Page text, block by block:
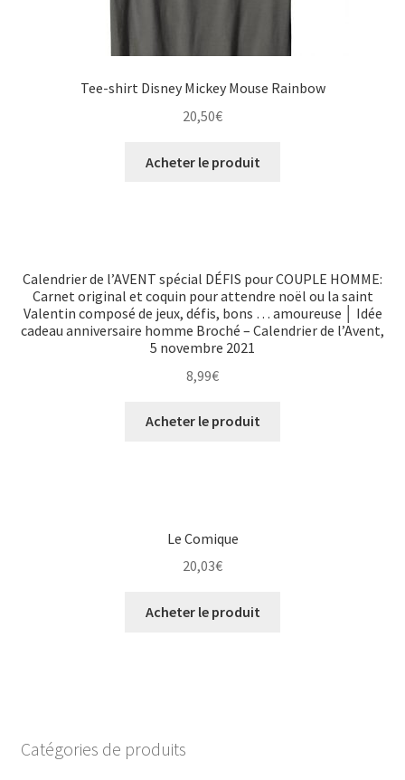
Tee-shirt Disney Mickey Mouse Rainbow
20,50€
Acheter le produit
Calendrier de l’AVENT spécial DÉFIS pour COUPLE HOMME:
Carnet original et coquin pour attendre noël ou la saint
Valentin composé de jeux, défis, bons … amoureuse │ Idée
cadeau anniversaire homme Broché – Calendrier de l’Avent,
5 novembre 2021
8,99€
Acheter le produit
Le Comique
20,03€
Acheter le produit
Catégories de produits